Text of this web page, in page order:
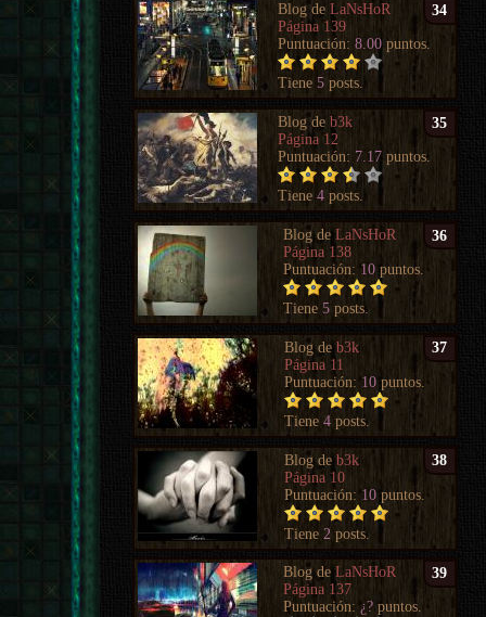
34
Blog deLaNsHoR
Página 139
Puntuación:8.00 puntos.
Tiene5 posts.
35
Blog deb3k
Página 12
Puntuación: 7.17 puntos.
Tiene4 posts.
36
Blog deLaNsHoR
Página 138
Puntuación: 10 puntos.
Tiene 5 posts.
37
Blog deb3k
Página 11
Puntuación: 10 puntos.
Tiene4 posts.
38
Blog deb3k
Página 10
Puntuación: 10 puntos.
Tiene 2 posts.
39
Blog deLaNsHoR
Página 137
Puntuación:¿? puntos.